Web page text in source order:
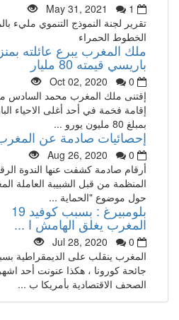
May 31, 2021
1
تقرير لجنة النموذج التنموي مليء
الخطوط الحمراء
ملك المغرب يبرع عائلته بمنزل
باريسي قيمته 80 مليار
Oct 02, 2020
0
إقتنى ملك المغرب محمد السادس
إقامة فخمة في أحد أغلى الاحياء
بمبلغ 80 مليون يورو ...
إحصائيات صادمة عن المغرب
Aug 26, 2020
0
أرقام صادمة كشفت عنها الندوة
المنظمة من قبل الشبيبة العاملة
حول موضوع "الحماية ...
بلومبيرغ : بسبب كوفيد 19
المغرب يغلق الهامش ا ...
Jul 28, 2020
0
المغرب ينقلب على الديمقراطية بسبب
جائحة كورونا ، هكذا عنونت أحد اشهر
الصحف الاقتصادية بأمريكا ب ...